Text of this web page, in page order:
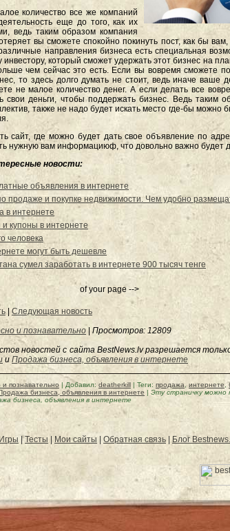
количество все же компаний
еще до того, как их
ведь таким образом компания
вы сможете спокойно покинуть пост, как бы
направления бизнеса есть специальная
который сможет удержать этот бизнес на
чем сейчас это есть. Если вы вовремя сможете
то здесь долго думать не стоит, ведь иначе
не малое количество денег. А если делать все
свои деньги, чтобы поддержать бизнес. Ведь таким
также не надо будет искать место где-бы
сайт, где можно будет дать свое объявление по
нужную вам информациюф, что довольно важно будет
новости:
объявления в интернете
продаже и покупке недвижимости. Чем удобно
в интернете
купоны в интернете
человека
могут быть дешевле
сумел заработать в интернете 900 тысяч тенге
of your page -->
Следующая новость
и познавательно Просмотров: 12809
новостей с сайта BestNews.lv разрешается
и Продажа бизнеса, объявления в интернете
и познавательно | Добавил: deatherkill | Теги: продажа интернете ,
бизнеса, объявления в интернете | Эту страничку
бизнеса, объявления в интернете
Игры |Тесты Мои сайты Обратная связь Блог